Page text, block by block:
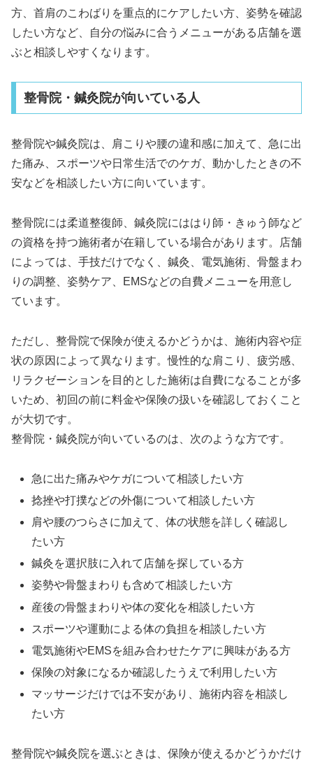
方、首肩のこわばりを重点的にケアしたい方、姿勢を確認
したい方など、自分の悩みに合うメニューがある店舗を選
ぶと相談しやすくなります。
整骨院・鍼灸院が向いている人
整骨院や鍼灸院は、肩こりや腰の違和感に加えて、急に出
た痛み、スポーツや日常生活でのケガ、動かしたときの不
安などを相談したい方に向いています。
整骨院には柔道整復師、鍼灸院にははり師・きゅう師など
の資格を持つ施術者が在籍している場合があります。店舗
によっては、手技だけでなく、鍼灸、電気施術、骨盤まわ
りの調整、姿勢ケア、EMSなどの自費メニューを用意し
ています。
ただし、整骨院で保険が使えるかどうかは、施術内容や症
状の原因によって異なります。慢性的な肩こり、疲労感、
リラクゼーションを目的とした施術は自費になることが多
いため、初回の前に料金や保険の扱いを確認しておくこと
が大切です。
整骨院・鍼灸院が向いているのは、次のような方です。
急に出た痛みやケガについて相談したい方
捻挫や打撲などの外傷について相談したい方
肩や腰のつらさに加えて、体の状態を詳しく確認し
たい方
鍼灸を選択肢に入れて店舗を探している方
姿勢や骨盤まわりも含めて相談したい方
産後の骨盤まわりや体の変化を相談したい方
スポーツや運動による体の負担を相談したい方
電気施術やEMSを組み合わせたケアに興味がある方
保険の対象になるか確認したうえで利用したい方
マッサージだけでは不安があり、施術内容を相談し
たい方
整骨院や鍼灸院を選ぶときは、保険が使えるかどうかだけ